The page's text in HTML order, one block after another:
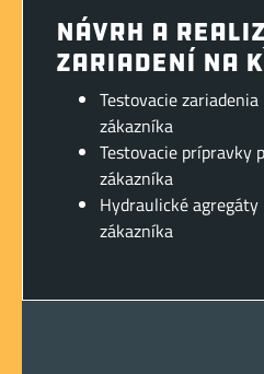
Návrh a
zariadení na
Testovacie
zákazníka
Testovacie prípravky
zákazníka
Hydraulické agregáty
zákazníka